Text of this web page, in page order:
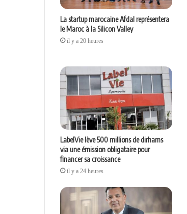
La startup marocaine Afdal représentera
le Maroc à la Silicon Valley
il y a 20 heures
LabelVie lève 500 millions de dirhams
via une émission obligataire pour
financer sa croissance
il y a 24 heures